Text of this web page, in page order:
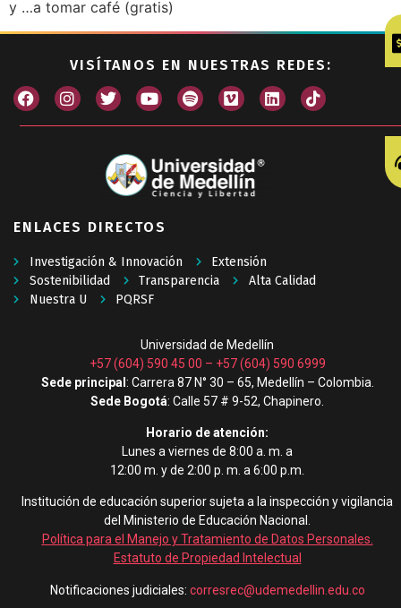
y …a tomar café (gratis)
VISÍTANOS EN NUESTRAS REDES:
ENLACES DIRECTOS
Investigación & Innovación
Extensión
Sostenibilidad
Transparencia
Alta Calidad
Nuestra U
PQRSF
Universidad de Medellín
+57 (604) 590 45 00 – +57 (604) 590 6999
Sede principal: Carrera 87 N° 30 – 65, Medellín – Colombia.
Sede Bogotá: Calle 57 # 9-52, Chapinero.
Horario de atención:
Lunes a viernes de 8:00 a. m. a
12:00 m. y de 2:00 p. m. a 6:00 p.m.
Institución de educación superior sujeta a la inspección y vigilancia
del Ministerio de Educación Nacional.
Política para el Manejo y Tratamiento de Datos Personales.
Estatuto de Propiedad Intelectual
Notificaciones judiciales: corresrec@udemedellin.edu.co